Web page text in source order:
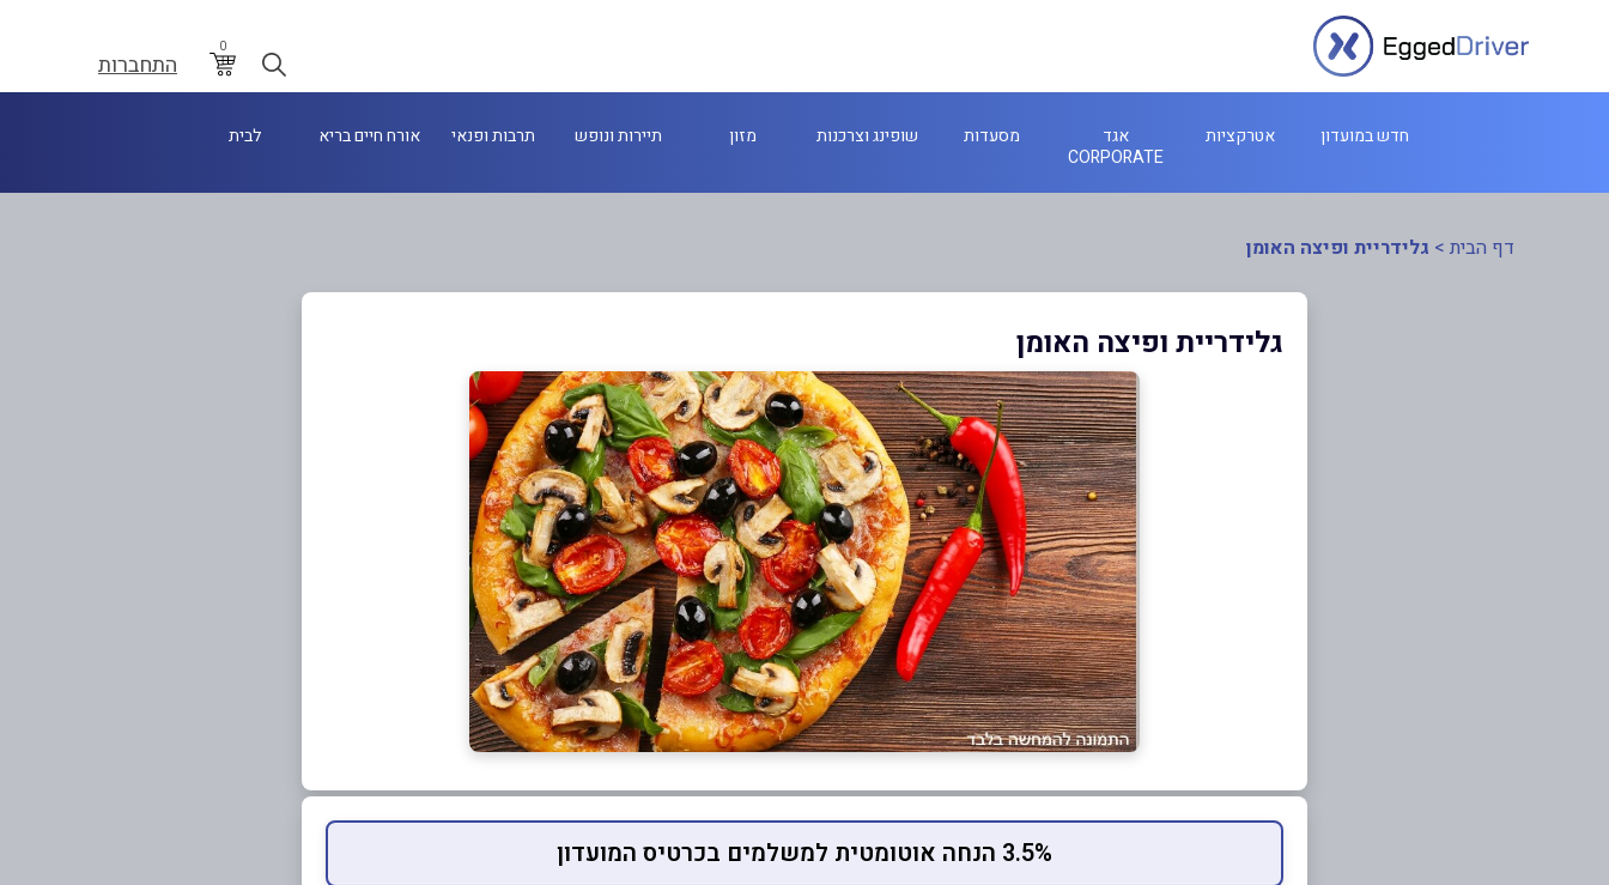
0
התחברות
חדש במועדון אטרקציות
אגד
CORPORATE
מסעדות שופינג וצרכנות מזון תיירות ונופש תרבות ופנאי אורח חיים בריא לבית
דף הבית > גלידריית ופיצה האומן
גלידריית ופיצה האומן
3.5% הנחה אוטומטית למשלמים בכרטיס המועדון